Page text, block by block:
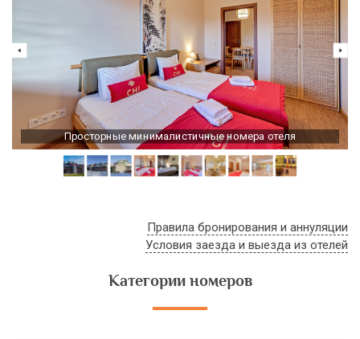
Просторные минималистичные номера отеля
Правила бронирования и аннуляции
Условия заезда и выезда из отелей
Категории номеров